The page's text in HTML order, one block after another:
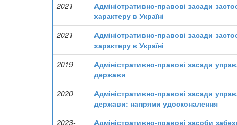
2021
Адміністративно-правові засади
характеру в Україні
2021
Адміністративно-правові засади
характеру в Україні
2019
Адміністративно-правові засади
держави
2020
Адміністративно-правові засади
держави: напрями удосконалення
2023- Адміністративно-правові засоби